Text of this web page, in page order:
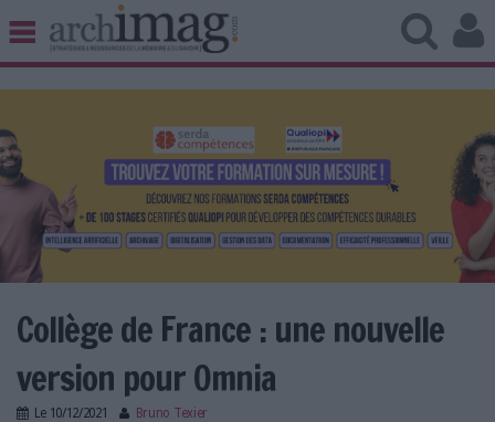
BIBLIOTHÈQUE ÉDITION
UNIVERS DATA
TRAVAIL COLLABORATIF
VIE NUMÉRIQUE
NUMÉRIQUE RESPONSABLE
LES DOSSIERS
Collège de France : une nouvelle
version pour Omnia
Le 10/12/2021 Bruno Texier